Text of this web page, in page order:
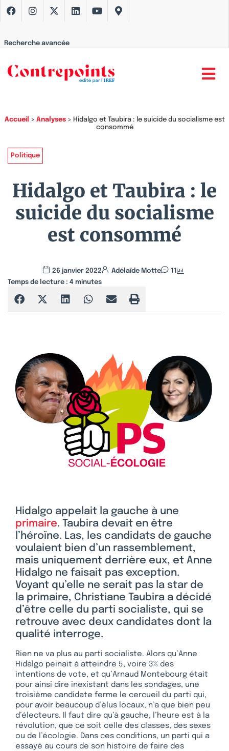
Recherche avancée
Accueil > Analyses> Hidalgo et Taubira : le suicide du socialisme est
consommé
Politique
Hidalgo et Taubira : le
suicide du socialisme
est consommé
26 janvier 2022 Adélaïde Motte
11
Temps de lecture : 4 minutes
Hidalgo appelait la gauche à une
primaire. Taubira devait en être
l’héroïne. Las, les candidats de gauche
voulaient bien d’un rassemblement,
mais uniquement derrière eux, et Anne
Hidalgo ne faisait pas exception.
Voyant qu’elle ne serait pas la star de
la primaire, Christiane Taubira a décidé
d’être celle du parti socialiste, qui se
retrouve avec deux candidates dont la
qualité interroge.
Rien ne va plus au parti socialiste. Alors qu’Anne
Hidalgo peinait à atteindre 5, voire 3% des
intentions de vote, et qu’Arnaud Montebourg était
pour ainsi dire inexistant dans les sondages, une
troisième candidate ferme le cercueil du parti qui,
pour avoir beaucoup d’élus locaux, n’a que bien peu
d’électeurs. Il faut dire qu’à gauche, l’heure est à la
révolution, que ce soit celle des classes, des sexes
ou de l’écologie. Dans ces conditions, un parti qui a
essayé au cours de son histoire de faire des